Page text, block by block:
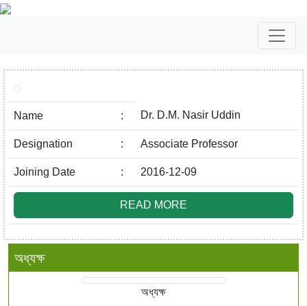
Name : Dr. D.M. Nasir Uddin
Designation : Associate Professor
Joining Date : 2016-12-09
READ MORE
অধ্যক্ষ
অধ্যক্ষ